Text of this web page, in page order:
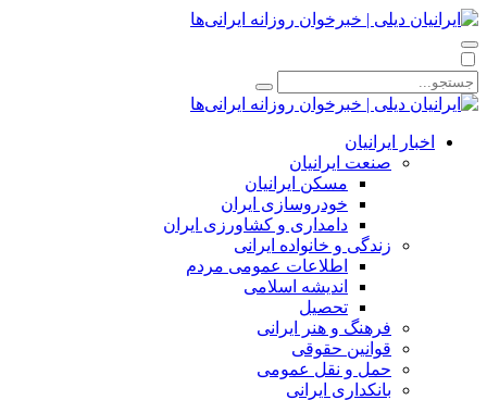
اخبار ایرانیان
صنعت ایرانیان
مسکن ایرانیان
خودروسازی ایران
دامداری و کشاورزی ایران
زندگی و خانواده ایرانی
اطلاعات عمومی مردم
اندیشه اسلامی
تحصیل
فرهنگ و هنر ایرانی
قوانین حقوقی
حمل و نقل عمومی
بانکداری ایرانی